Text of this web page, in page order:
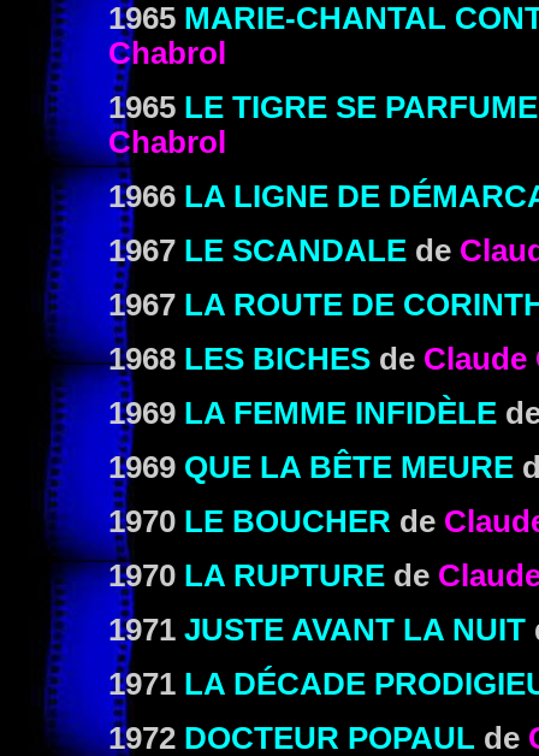
1965 MARIE-CHANTAL
Chabrol
1965 LE TIGRE SE
Chabrol
1966 LA LIGNE DE
1967 LE SCANDALE de
1967 LA ROUTE DE
1968 LES BICHES de Claude
1969 LA FEMME INFIDÈLE
1969 QUE LA BÊTE MEURE
1970 LE BOUCHER de
1970 LA RUPTURE de
1971 JUSTE AVANT LA NUIT
1971 LA DÉCADE
1972 DOCTEUR POPAUL de